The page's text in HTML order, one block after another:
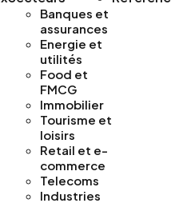
Banques et
assurances
Energie et
utilités
Food et
FMCG
Immobilier
Tourisme et
loisirs
Retail et e-
commerce
Telecoms
Industries